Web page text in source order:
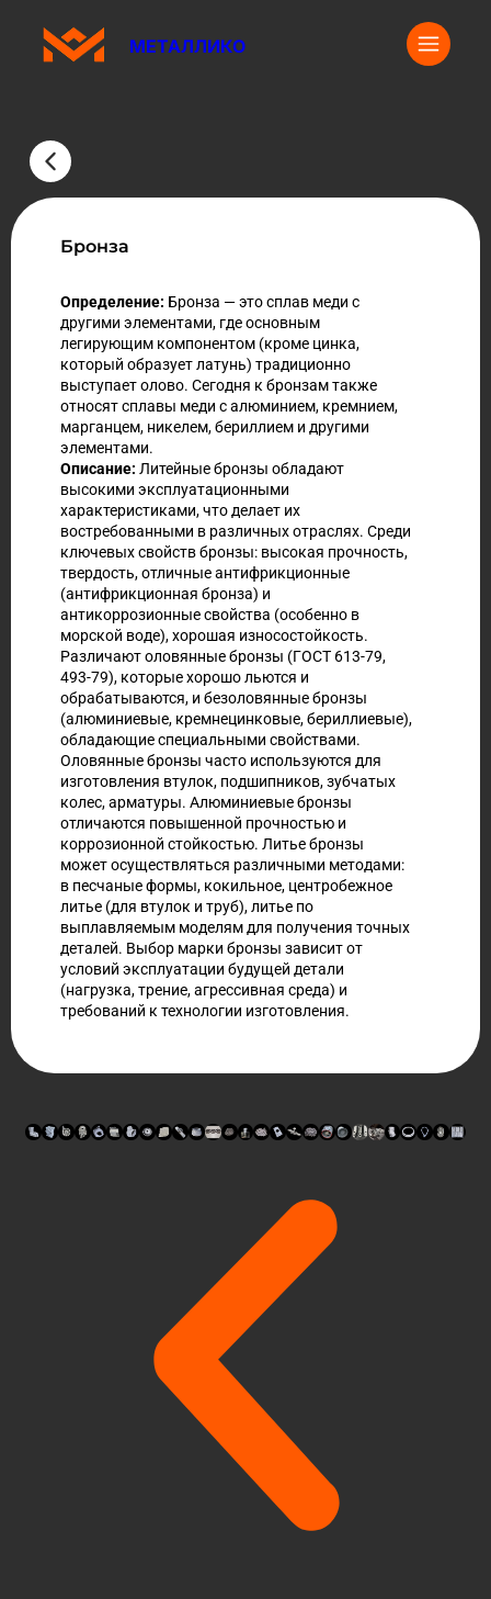
МЕТАЛЛИКО
Бронза
Определение: Бронза — это сплав меди с
другими элементами, где основным
легирующим компонентом (кроме цинка,
который образует латунь) традиционно
выступает олово. Сегодня к бронзам также
относят сплавы меди с алюминием, кремнием,
марганцем, никелем, бериллием и другими
элементами.
Описание: Литейные бронзы обладают
высокими эксплуатационными
характеристиками, что делает их
востребованными в различных отраслях. Среди
ключевых свойств бронзы: высокая прочность,
твердость, отличные антифрикционные
(антифрикционная бронза) и
антикоррозионные свойства (особенно в
морской воде), хорошая износостойкость.
Различают оловянные бронзы (ГОСТ 613-79,
493-79), которые хорошо льются и
обрабатываются, и безоловянные бронзы
(алюминиевые, кремнецинковые, бериллиевые),
обладающие специальными свойствами.
Оловянные бронзы часто используются для
изготовления втулок, подшипников, зубчатых
колес, арматуры. Алюминиевые бронзы
отличаются повышенной прочностью и
коррозионной стойкостью. Литье бронзы
может осуществляться различными методами:
в песчаные формы, кокильное, центробежное
литье (для втулок и труб), литье по
выплавляемым моделям для получения точных
деталей. Выбор марки бронзы зависит от
условий эксплуатации будущей детали
(нагрузка, трение, агрессивная среда) и
требований к технологии изготовления.